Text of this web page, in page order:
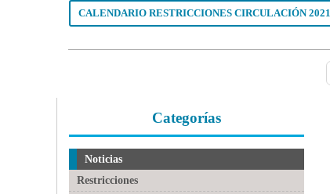
CALENDARIO RESTRICCIONES CIRCULACIÓN 2021
Categorías
Noticias
Restricciones